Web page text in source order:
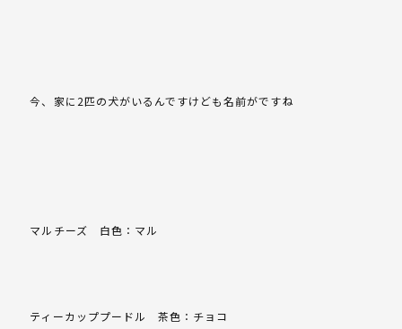
今、家に2匹の犬がいるんですけども名前がですね
マルチーズ 白色：マル
ティーカッププードル 茶色：チョコ